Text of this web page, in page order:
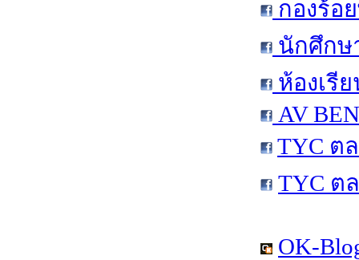
กองร้อ
นักศึกษ
ห้องเรี
AV
TYC ต
TYC ต
OK-